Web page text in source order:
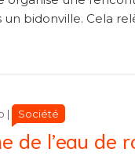
bidonville. Cela
de l’eau de
Catégories
Catégories
Société